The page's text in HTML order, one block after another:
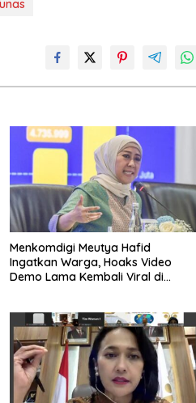
Menkomdigi Meutya Hafid
Ingatkan Warga, Hoaks Video
Demo Lama Kembali Viral di